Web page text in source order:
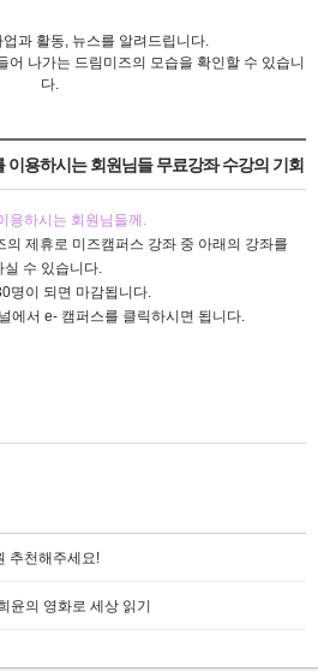
과 활동, 뉴스를 알려드립니다.
어 나가는 드림미즈의 모습을 확인할 수 있습니
다.
이용하시는 회원님들 무료강좌 수강의 기회
용하시는 회원님들께.
제휴로 미즈캠퍼스 강좌 중 아래의 강좌를
실 수 있습니다.
명이 되면 마감됩니다.
에서 e- 캠퍼스를 클릭하시면 됩니다.
추천해주세요!
윤의 영화로 세상 읽기